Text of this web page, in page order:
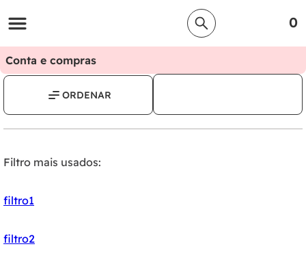
0
Conta e compras
Filtro mais usados:
filtro1
filtro2